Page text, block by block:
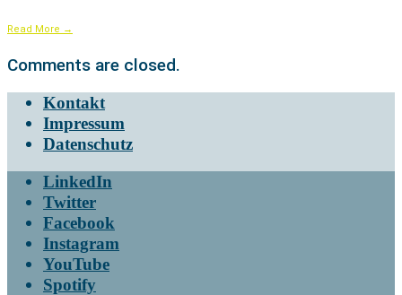
Read More →
Comments are closed.
Kontakt
Impressum
Datenschutz
LinkedIn
Twitter
Facebook
Instagram
YouTube
Spotify